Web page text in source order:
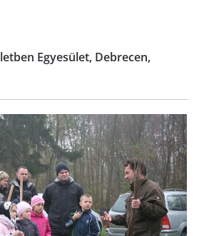
Egyesület, Debrecen,